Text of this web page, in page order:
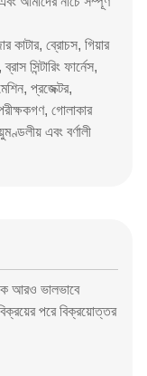
কাটার, ব্রোচস, গিয়ার
সিন্টারিং ফার্নেস,
প্রজেক্টর,
গোলাকার
এবং বর্ণালী
আরও ভালভাবে
পরে বিক্রয়োত্তর